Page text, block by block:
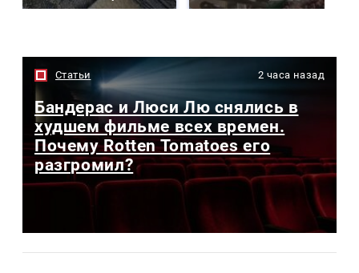
Статьи 2 часа назад
Бандерас и Люси Лю снялись в
худшем фильме всех времен.
Почему Rotten Tomatoes его
разгромил?